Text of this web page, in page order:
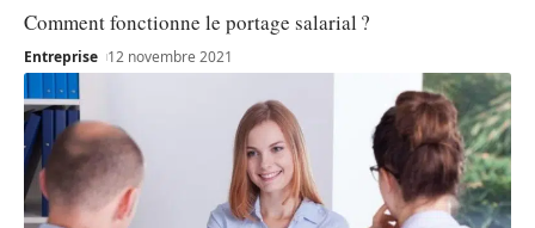
Comment fonctionne le portage salarial ?
Entreprise 12 novembre 2021